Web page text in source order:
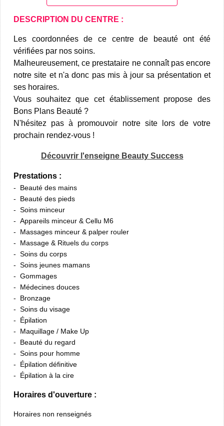
DESCRIPTION DU CENTRE :
Les coordonnées de ce centre de beauté ont été
vérifiées par nos soins.
Malheureusement, ce prestataire ne connaît pas encore
notre site et n'a donc pas mis à jour sa présentation et
ses horaires.
Vous souhaitez que cet établissement propose des
Bons Plans Beauté ?
N'hésitez pas à promouvoir notre site lors de votre
prochain rendez-vous !
Découvrir l'enseigne Beauty Success
Prestations :
Beauté des mains
Beauté des pieds
Soins minceur
Appareils minceur & Cellu M6
Massages minceur & palper rouler
Massage & Rituels du corps
Soins du corps
Soins jeunes mamans
Gommages
Médecines douces
Bronzage
Soins du visage
Épilation
Maquillage / Make Up
Beauté du regard
Soins pour homme
Épilation définitive
Épilation à la cire
Horaires d'ouverture :
Horaires non renseignés